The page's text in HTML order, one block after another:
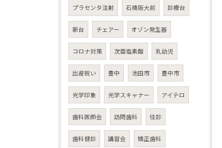
プラセンタ注射 石橋阪大前 診療台
新台 チェアー オゾン発生器
コロナ対策 次亜塩素酸 乳幼児
出産祝い 豊中 池田市 豊中市
光学印象 光学スキャナー アイテロ
歯科医師会 訪問歯科 往診
歯科健診 講習会 矯正歯科